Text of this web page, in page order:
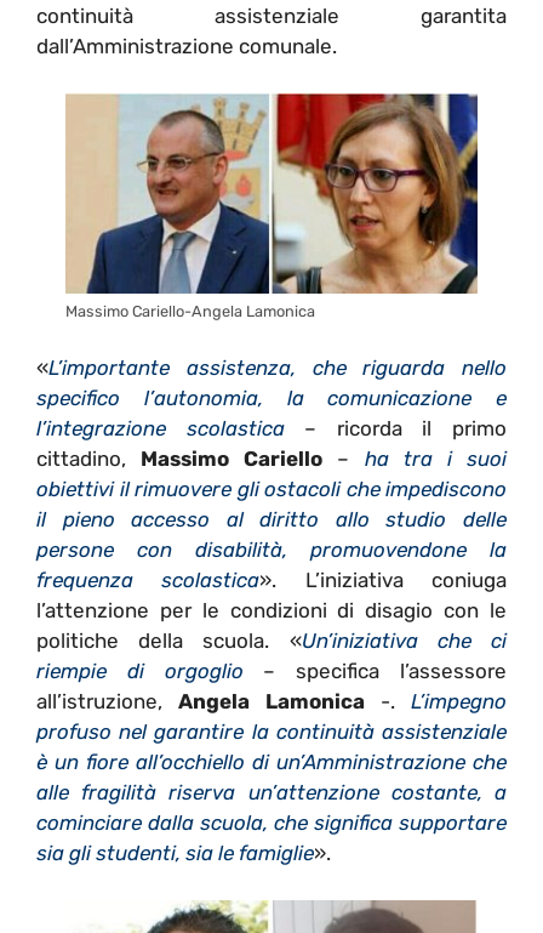
continuità assistenziale garantita
dall’Amministrazione comunale.
Massimo Cariello-Angela Lamonica
«L’importante assistenza, che riguarda nello
specifico l’autonomia, la comunicazione e
l’integrazione scolastica– ricorda il primo
cittadino, Massimo Cariello – ha tra i suoi
obiettivi il rimuovere gli ostacoli che impediscono
il pieno accesso al diritto allo studio delle
persone con disabilità, promuovendone la
frequenza scolastica». L’iniziativa coniuga
l’attenzione per le condizioni di disagio con le
politiche della scuola. «Un’iniziativa che ci
riempie di orgoglio – specifica l’assessore
all’istruzione, Angela Lamonica -. L’impegno
profuso nel garantire la continuità assistenziale
è un fiore all’occhiello di un’Amministrazione che
alle fragilità riserva un’attenzione costante, a
cominciare dalla scuola, che significa supportare
sia gli studenti, sia le famiglie».